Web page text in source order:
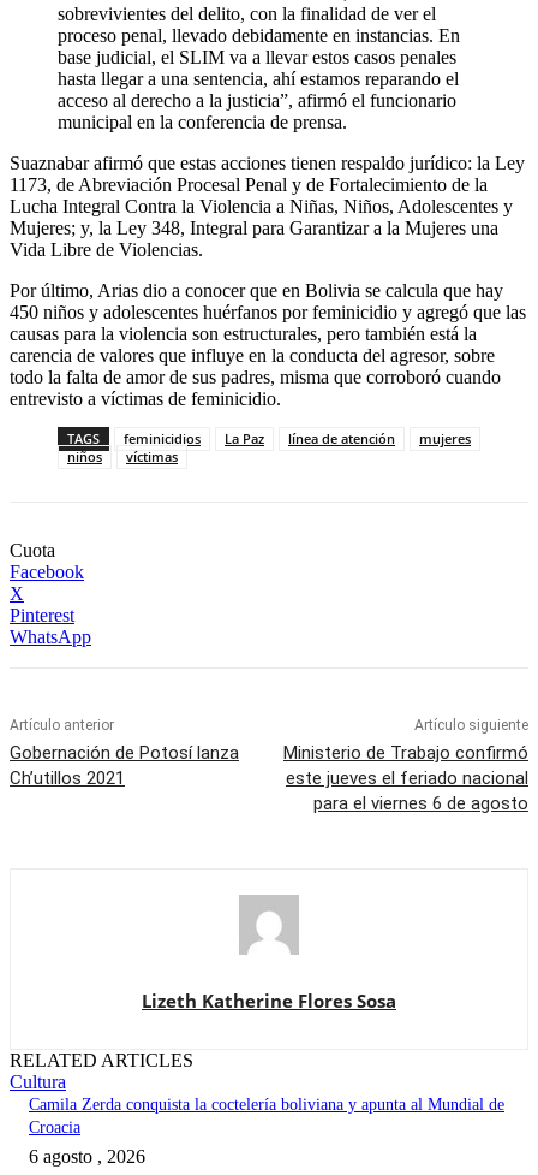
sobrevivientes del delito, con la finalidad de ver el
proceso penal, llevado debidamente en instancias. En
base judicial, el SLIM va a llevar estos casos penales
hasta llegar a una sentencia, ahí estamos reparando el
acceso al derecho a la justicia”, afirmó el funcionario
municipal en la conferencia de prensa.
Suaznabar afirmó que estas acciones tienen respaldo jurídico: la Ley
1173, de Abreviación Procesal Penal y de Fortalecimiento de la
Lucha Integral Contra la Violencia a Niñas, Niños, Adolescentes y
Mujeres; y, la Ley 348, Integral para Garantizar a la Mujeres una
Vida Libre de Violencias.
Por último, Arias dio a conocer que en Bolivia se calcula que hay
450 niños y adolescentes huérfanos por feminicidio y agregó que las
causas para la violencia son estructurales, pero también está la
carencia de valores que influye en la conducta del agresor, sobre
todo la falta de amor de sus padres, misma que corroboró cuando
entrevisto a víctimas de feminicidio.
TAGS feminicidios La Paz línea de atención
mujeres
niños
víctimas
Cuota
Facebook
X
Pinterest
WhatsApp
Artículo anterior
Gobernación de Potosí lanza
Ch’utillos 2021
Artículo siguiente
Ministerio de Trabajo confirmó
este jueves el feriado nacional
para el viernes 6 de agosto
Lizeth Katherine Flores Sosa
RELATED ARTICLES
Cultura
Camila Zerda conquista la coctelería boliviana y apunta al Mundial de
Croacia
6 agosto , 2026